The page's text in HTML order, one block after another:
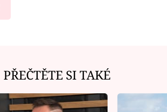
PŘEČTĚTE SI TAKÉ